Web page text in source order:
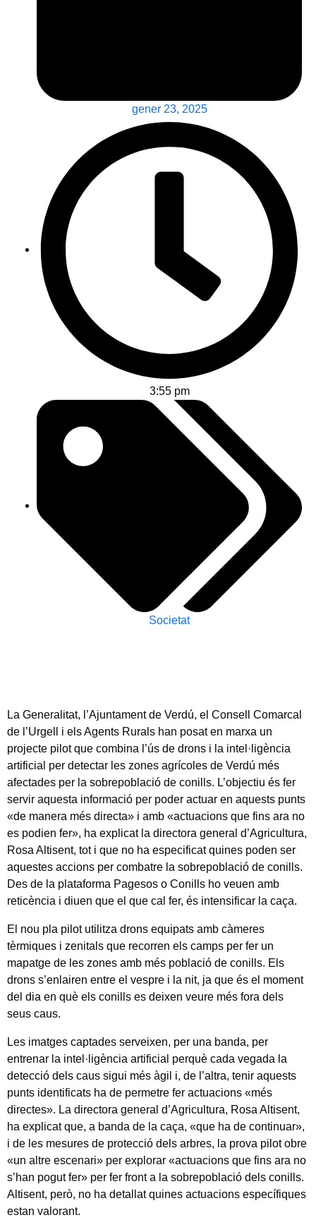
gener 23, 2025
3:55 pm
Societat
La Generalitat, l’Ajuntament de Verdú, el Consell Comarcal
de l’Urgell i els Agents Rurals han posat en marxa un
projecte pilot que combina l’ús de drons i la intel·ligència
artificial per detectar les zones agrícoles de Verdú més
afectades per la sobrepoblació de conills. L’objectiu és fer
servir aquesta informació per poder actuar en aquests punts
«de manera més directa» i amb «actuacions que fins ara no
es podien fer», ha explicat la directora general d’Agricultura,
Rosa Altisent, tot i que no ha especificat quines poden ser
aquestes accions per combatre la sobrepoblació de conills.
Des de la plataforma Pagesos o Conills ho veuen amb
reticència i diuen que el que cal fer, és intensificar la caça.
El nou pla pilot utilitza drons equipats amb càmeres
tèrmiques i zenitals que recorren els camps per fer un
mapatge de les zones amb més població de conills. Els
drons s’enlairen entre el vespre i la nit, ja que és el moment
del dia en què els conills es deixen veure més fora dels
seus caus.
Les imatges captades serveixen, per una banda, per
entrenar la intel·ligència artificial perquè cada vegada la
detecció dels caus sigui més àgil i, de l’altra, tenir aquests
punts identificats ha de permetre fer actuacions «més
directes». La directora general d’Agricultura, Rosa Altisent,
ha explicat que, a banda de la caça, «que ha de continuar»,
i de les mesures de protecció dels arbres, la prova pilot obre
«un altre escenari» per explorar «actuacions que fins ara no
s’han pogut fer» per fer front a la sobrepoblació dels conills.
Altisent, però, no ha detallat quines actuacions específiques
estan valorant.